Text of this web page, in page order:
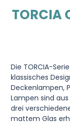
TORCIA
Die TORCIA-
klassisches
Deckenlampen,
Lampen sind
drei
mattem Glas